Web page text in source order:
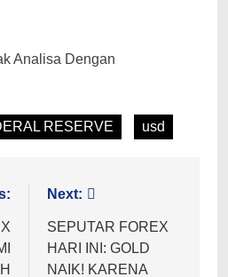
Analisa Dengan
RESERVE usd
Next:
SEPUTAR FOREX
HARI INI: GOLD
NAIK! KARENA